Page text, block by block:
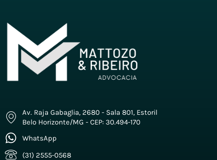
Av. Raja Gabaglia, 2680 - Sala 801, Estoril
Belo Horizonte/MG - CEP: 30.494-170
WhatsApp
(31) 2555-0568